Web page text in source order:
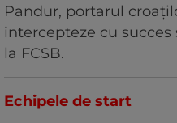
Pandur, portarul
intercepteze cu succes
la FCSB.
Echipele de start